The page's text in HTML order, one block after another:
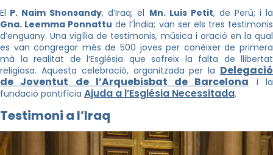
El P. Naim Shonsandy, d’Iraq; el Mn. Luis Petit, de Perú; i la
Gna. Leemma Ponnattu de l’Índia; van ser els tres testimonis
d’enguany. Una vigília de testimonis, música i oració en la qual
es van congregar més de 500 joves per conèixer de primera
mà la realitat de l’Església que sofreix la falta de llibertat
religiosa. Aquesta celebració, organitzada per la Delegació
de Joventut de l’Arquebisbat de Barcelona i la
fundació pontifícia Ajuda a l’Església Necessitada.
Testimoni a l’Iraq